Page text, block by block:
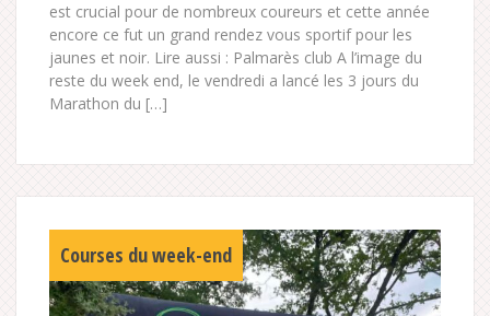
est crucial pour de nombreux coureurs et cette année
encore ce fut un grand rendez vous sportif pour les
jaunes et noir. Lire aussi : Palmarès club A l’image du
reste du week end, le vendredi a lancé les 3 jours du
Marathon du […]
Courses du week-end